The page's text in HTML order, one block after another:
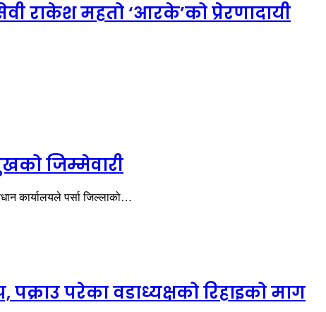
राकेश महतो ‘आरके’को प्रेरणादायी
जिम्मेवारी
कार्यालयले पर्सा जिल्लाको…
परेका वडाध्यक्षको रिहाइको माग